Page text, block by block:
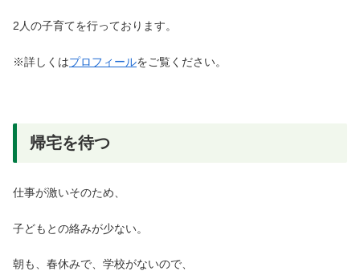
2人の子育てを行っております。
※詳しくはプロフィールをご覧ください。
帰宅を待つ
仕事が激いそのため、
子どもとの絡みが少ない。
朝も、春休みで、学校がないので、